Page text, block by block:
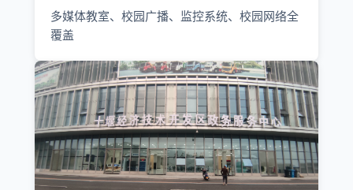
多媒体教室、校园广播、监控系统、校园网络全
覆盖